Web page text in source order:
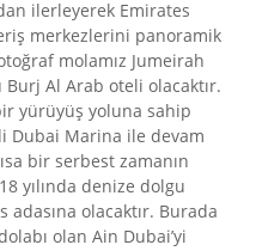
ilerleyerek Emirates
merkezlerini panoramik
molamız Jumeirah
Al Arab oteli olacaktır.
yürüyüş yoluna sahip
Dubai Marina ile devam
bir serbest zamanın
yılında denize dolgu
adasına olacaktır. Burada
olan Ain Dubai’yi